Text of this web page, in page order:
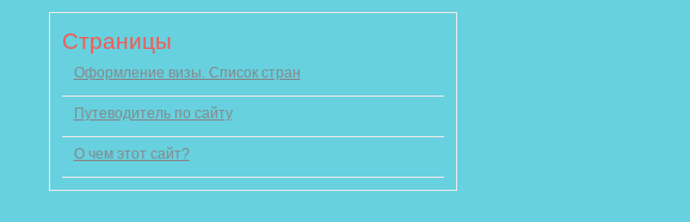
Страницы
Оформление визы. Список стран
Путеводитель по сайту
О чем этот сайт?